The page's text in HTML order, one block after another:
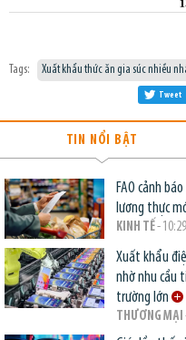
Tags: Xuất khẩu thức ăn gia súc nhiều
Tweet
TIN NỔI BẬT
FAO cảnh
lương thực
KINH TẾ-
Xuất khẩu
nhờ nhu cầu
trường lớn
THƯƠNG MẠI